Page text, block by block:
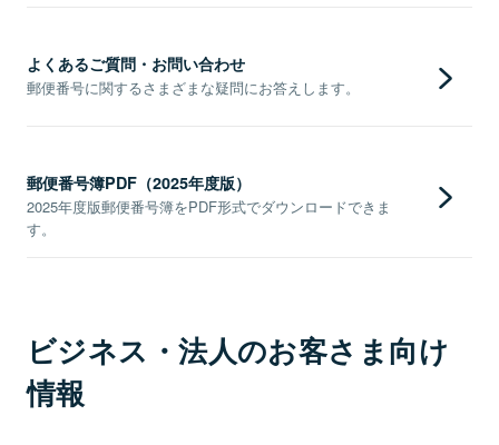
よくあるご質問・お問い合わせ
郵便番号に関するさまざまな疑問にお答えします。
郵便番号簿PDF（2025年度版）
2025年度版郵便番号簿をPDF形式でダウンロードできま
す。
ビジネス・法人のお客さま向け
情報